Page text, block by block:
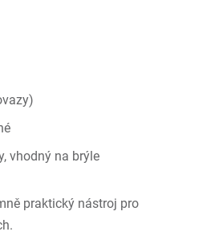
vhodný na brýle
praktický nástroj pro